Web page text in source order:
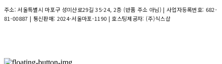
주소: 서울특별시 마포구 성미산로29길 35-24, 2층 (반품 주소 아님) | 사업자등록번호: 682-
81-00887 | 통신판매: 2024-서울마포-1190 | 호스팅제공자: (주)식스샵